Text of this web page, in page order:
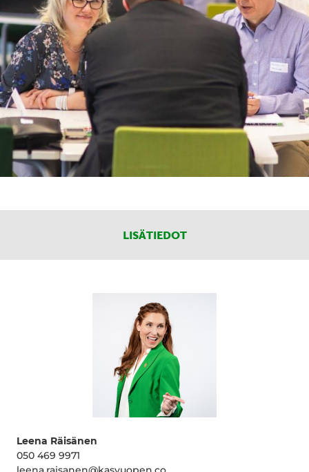
LISÄTIEDOT
Leena Räisänen
050 469 9971